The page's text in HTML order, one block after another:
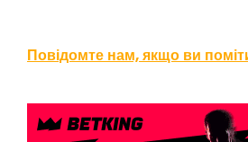
Повідомте нам, якщо ви